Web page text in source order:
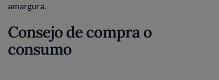
amargura.
Consejo de compra o
consumo